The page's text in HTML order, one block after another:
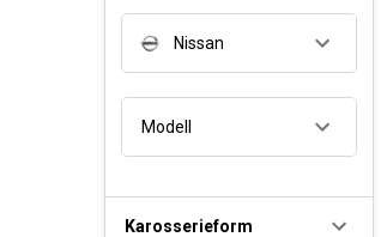
Nissan
Modell
Karosserieform